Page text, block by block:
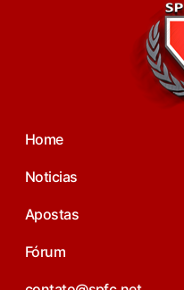
Home
Noticias
Apostas
Fórum